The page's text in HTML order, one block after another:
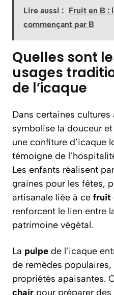
Lire aussi : Fruit en B :
commençant par B
Quelles sont
usages
de l’icaque
Dans certaines cultures
symbolise la douceur
une confiture d’icaque
témoigne de
Les enfants réalisent
graines pour les fêtes,
artisanale liée à ce fruit
renforcent le lien entre
patrimoine végétal.
La pulpe de l’icaque
de remèdes
propriétés apaisantes.
chair pour préparer